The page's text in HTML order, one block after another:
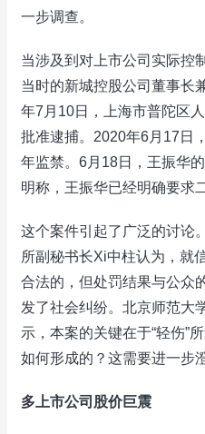
一步调查。
当涉及到对上市公司实际控
当时的新城控股公司董事长
年7月10日，上海市普陀区
批准逮捕。2020年6月17日
年监禁。6月18日，王振华
明称，王振华已经明确要求
这个案件引起了广泛的讨论
所副秘书长Xi中柱认为，就
合法的，但处罚结果与公众
发了社会纠纷。北京师范大
示，本案的关键在于“轻伤”
如何形成的？这需要进一步
多上市公司股价巨震